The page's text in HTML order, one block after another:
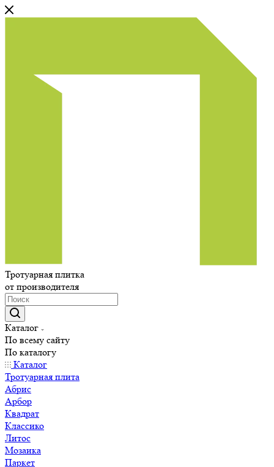
Тротуарная плитка
от производителя
Каталог
По всему сайту
По каталогу
Каталог
Тротуарная плита
Абрис
Арбор
Квадрат
Классико
Литос
Мозаика
Паркет